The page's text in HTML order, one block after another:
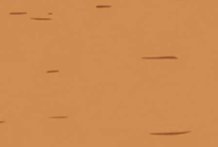
KẾT NỐI CHÚNG TÔI